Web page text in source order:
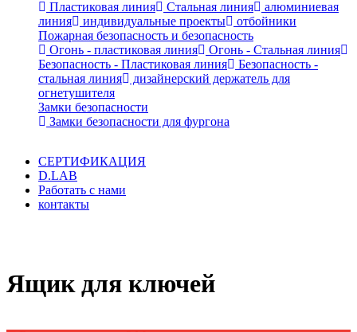
Пластиковая линия
Стальная линия
алюминиевая
линия
индивидуальные проекты
отбойники
Пожарная безопасность и безопасность
Огонь - пластиковая линия
Огонь - Стальная линия
Безопасность - Пластиковая линия
Безопасность -
стальная линия
дизайнерский держатель для
огнетушителя
Замки безопасности
Замки безопасности для фургона
СЕРТИФИКАЦИЯ
D.LAB
Работать с нами
контакты
Ящик для ключей